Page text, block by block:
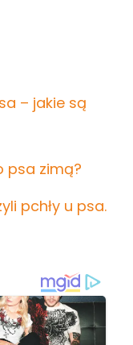
– jakie są
psa zimą?
pchły u psa.